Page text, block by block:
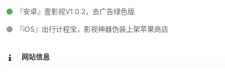
『安卓』壹影视V1.0.2，去广告绿色版
『iOS』出行计程宝，影视神器伪装上架苹果商店
网站信息